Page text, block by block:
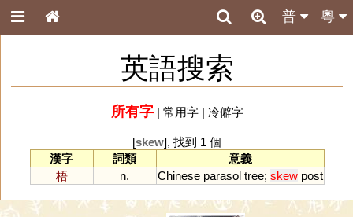
粵
普
英語搜索
所有字| 常用字| 冷僻字
[skew], 找到 1 個
漢字
詞類
意義
梧
n. Chinese parasol tree; skew post